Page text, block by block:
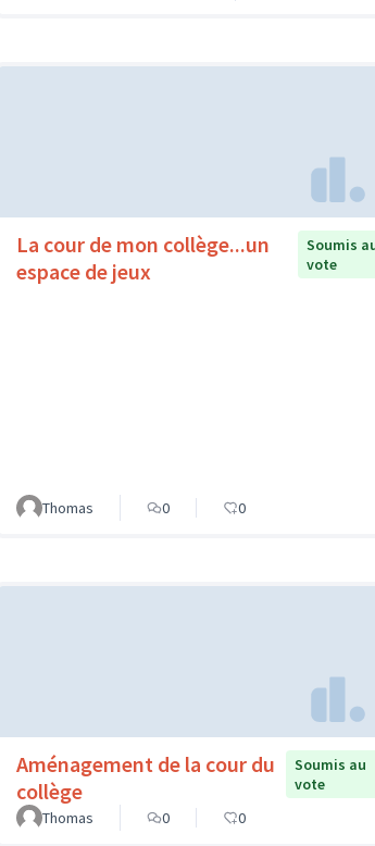
La cour de mon collège...un
espace de jeux
Soumis
vote
Thomas 0 0
Aménagement de la cour du
collège
Soumis au
vote
Thomas
0 0